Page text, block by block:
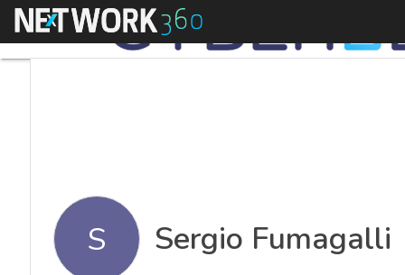
Menu
S Sergio Fumagalli